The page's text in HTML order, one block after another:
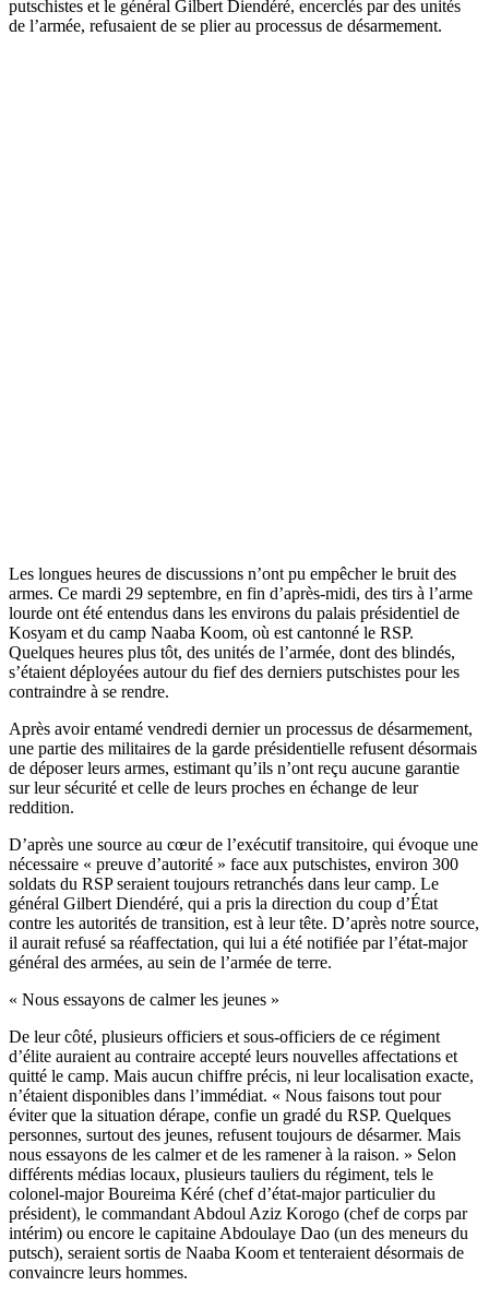
putschistes et le général Gilbert Diendéré, encerclés par des unités
de l’armée, refusaient de se plier au processus de désarmement.
Les longues heures de discussions n’ont pu empêcher le bruit des
armes. Ce mardi 29 septembre, en fin d’après-midi, des tirs à l’arme
lourde ont été entendus dans les environs du palais présidentiel de
Kosyam et du camp Naaba Koom, où est cantonné le RSP.
Quelques heures plus tôt, des unités de l’armée, dont des blindés,
s’étaient déployées autour du fief des derniers putschistes pour les
contraindre à se rendre.
Après avoir entamé vendredi dernier un processus de désarmement,
une partie des militaires de la garde présidentielle refusent désormais
de déposer leurs armes, estimant qu’ils n’ont reçu aucune garantie
sur leur sécurité et celle de leurs proches en échange de leur
reddition.
D’après une source au cœur de l’exécutif transitoire, qui évoque une
nécessaire « preuve d’autorité » face aux putschistes, environ 300
soldats du RSP seraient toujours retranchés dans leur camp. Le
général Gilbert Diendéré, qui a pris la direction du coup d’État
contre les autorités de transition, est à leur tête. D’après notre source,
il aurait refusé sa réaffectation, qui lui a été notifiée par l’état-major
général des armées, au sein de l’armée de terre.
« Nous essayons de calmer les jeunes »
De leur côté, plusieurs officiers et sous-officiers de ce régiment
d’élite auraient au contraire accepté leurs nouvelles affectations et
quitté le camp. Mais aucun chiffre précis, ni leur localisation exacte,
n’étaient disponibles dans l’immédiat. « Nous faisons tout pour
éviter que la situation dérape, confie un gradé du RSP. Quelques
personnes, surtout des jeunes, refusent toujours de désarmer. Mais
nous essayons de les calmer et de les ramener à la raison. » Selon
différents médias locaux, plusieurs tauliers du régiment, tels le
colonel-major Boureima Kéré (chef d’état-major particulier du
président), le commandant Abdoul Aziz Korogo (chef de corps par
intérim) ou encore le capitaine Abdoulaye Dao (un des meneurs du
putsch), seraient sortis de Naaba Koom et tenteraient désormais de
convaincre leurs hommes.